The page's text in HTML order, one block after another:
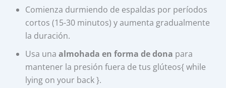
Comienza durmiendo de espaldas por períodos
cortos (15-30 minutos) y aumenta gradualmente
la duración.
Usa unaalmohada en forma de dona para
mantener la presión fuera de tus glúteos{ while
lying on your back }.